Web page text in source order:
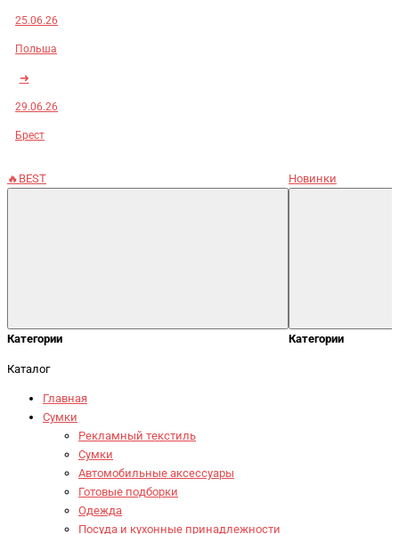
25.06.26
Польша
➜
29.06.26
Брест
🔥BEST
Категории
Новинки
Категории
Каталог
Главная
Сумки
Рекламный текстиль
Сумки
Автомобильные аксессуары
Готовые подборки
Одежда
Посуда и кухонные принадлежности